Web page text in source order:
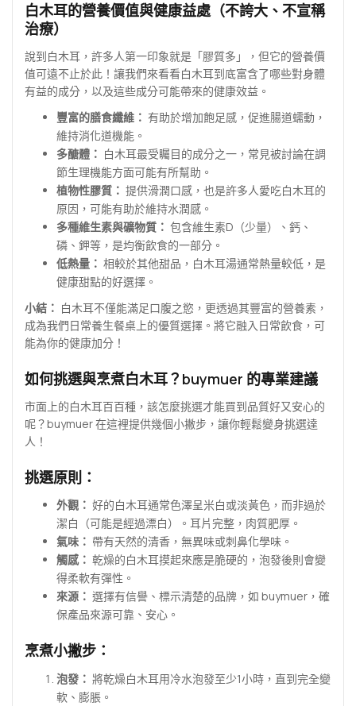
白木耳的營養價值與健康益處（不誇大、不宣稱
治療）
說到白木耳，許多人第一印象就是「膠質多」，但它的營養價
值可遠不止於此！讓我們來看看白木耳到底富含了哪些對身體
有益的成分，以及這些成分可能帶來的健康效益。
豐富的膳食纖維： 有助於增加飽足感，促進腸道蠕動，
維持消化道機能。
多醣體： 白木耳最受矚目的成分之一，常見被討論在調
節生理機能方面可能有所幫助。
植物性膠質： 提供滑潤口感，也是許多人愛吃白木耳的
原因，可能有助於維持水潤感。
多種維生素與礦物質： 包含維生素D（少量）、鈣、
磷、鉀等，是均衡飲食的一部分。
低熱量： 相較於其他甜品，白木耳湯通常熱量較低，是
健康甜點的好選擇。
小結： 白木耳不僅能滿足口腹之慾，更透過其豐富的營養素，
成為我們日常養生餐桌上的優質選擇。將它融入日常飲食，可
能為你的健康加分！
如何挑選與烹煮白木耳？buymuer 的專業建議
市面上的白木耳百百種，該怎麼挑選才能買到品質好又安心的
呢？buymuer 在這裡提供幾個小撇步，讓你輕鬆變身挑選達
人！
挑選原則：
外觀： 好的白木耳通常色澤呈米白或淡黃色，而非過於
潔白（可能是經過漂白）。耳片完整，肉質肥厚。
氣味： 帶有天然的清香，無異味或刺鼻化學味。
觸感： 乾燥的白木耳摸起來應是脆硬的，泡發後則會變
得柔軟有彈性。
來源： 選擇有信譽、標示清楚的品牌，如 buymuer，確
保產品來源可靠、安心。
烹煮小撇步：
泡發： 將乾燥白木耳用冷水泡發至少1小時，直到完全變
軟、膨脹。